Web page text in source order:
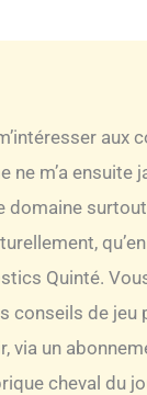
aux
ne m’a ensuite
domaine
Quinté.
conseils de jeu
via un
cheval du